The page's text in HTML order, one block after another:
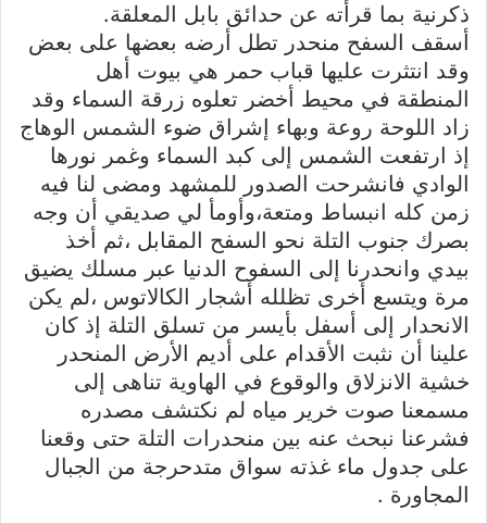
ذكرنية بما قرأته عن حدائق بابل المعلقة.
أسقف السفح منحدر تطل أرضه بعضها على بعض
وقد انتثرت عليها قباب حمر هي بيوت أهل
المنطقة في محيط أخضر تعلوه زرقة السماء وقد
زاد اللوحة روعة وبهاء إشراق ضوء الشمس الوهاج
إذ ارتفعت الشمس إلى كبد السماء وغمر نورها
الوادي فانشرحت الصدور للمشهد ومضى لنا فيه
زمن كله انبساط ومتعة،وأومأ لي صديقي أن وجه
بصرك جنوب التلة نحو السفح المقابل ،ثم أخذ
بيدي وانحدرنا إلى السفوح الدنيا عبر مسلك يضيق
مرة ويتسع أخرى تظلله أشجار الكالاتوس ،لم يكن
الانحدار إلى أسفل بأيسر من تسلق التلة إذ كان
علينا أن نثبت الأقدام على أديم الأرض المنحدر
خشية الانزلاق والوقوع في الهاوية تناهى إلى
مسمعنا صوت خرير مياه لم نكتشف مصدره
فشرعنا نبحث عنه بين منحدرات التلة حتى وقعنا
على جدول ماء غذته سواق متدحرجة من الجبال
المجاورة .